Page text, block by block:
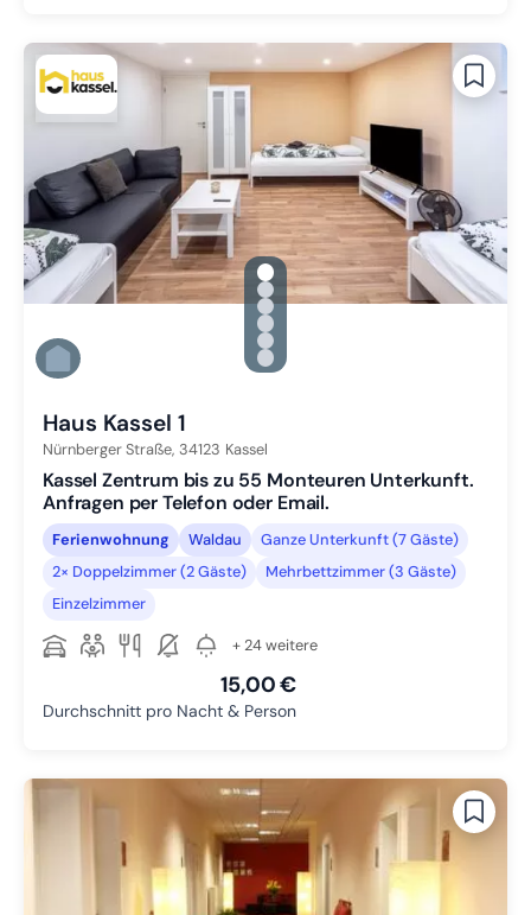
gallery.slide_selector
Zu Slide 1 wechseln
Zu Slide 2 wechseln
Zu Slide 3 wechseln
Zu Slide 4 wechseln
Zu Slide 5 wechseln
Zu Slide 6 wechseln
Haus Kassel 1
Nürnberger Straße, 34123 Kassel
Kassel Zentrum bis zu 55 Monteuren Unterkunft.
Anfragen per Telefon oder Email.
Ferienwohnung Waldau
Ganze Unterkunft (7 Gäste)
2× Doppelzimmer (2 Gäste)
Mehrbettzimmer (3 Gäste)
Einzelzimmer
+ 24 weitere
15,00 €
Durchschnitt pro Nacht & Person